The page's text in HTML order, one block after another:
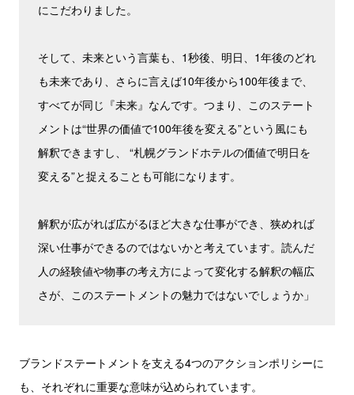
にこだわりました。
そして、未来という言葉も、1秒後、明日、1年後のどれ
も未来であり、さらに言えば10年後から100年後まで、
すべてが同じ『未来』なんです。つまり、このステート
メントは“世界の価値で100年後を変える”という風にも
解釈できますし、 “札幌グランドホテルの価値で明日を
変える”と捉えることも可能になります。
解釈が広がれば広がるほど大きな仕事ができ、狭めれば
深い仕事ができるのではないかと考えています。読んだ
人の経験値や物事の考え方によって変化する解釈の幅広
さが、このステートメントの魅力ではないでしょうか」
ブランドステートメントを支える4つのアクションポリシーに
も、それぞれに重要な意味が込められています。